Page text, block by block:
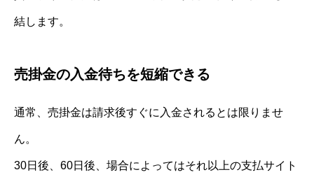
結します。
売掛金の入金待ちを短縮できる
通常、売掛金は請求後すぐに入金されるとは限りませ
ん。
30日後、60日後、場合によってはそれ以上の支払サイト